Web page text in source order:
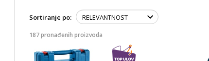
Sortiranje po:
187 pronađenih proizvoda